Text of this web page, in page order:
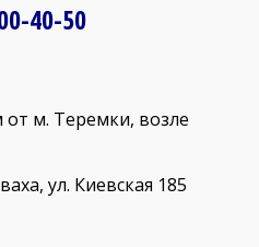
40-50
м. Теремки, возле
ул. Киевская 185